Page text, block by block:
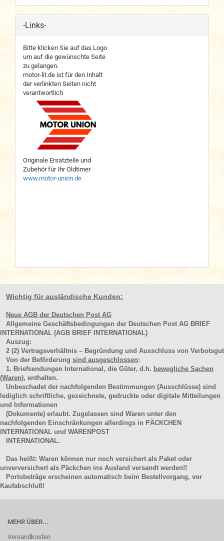
-Links-
Bitte klicken Sie auf das Logo
um auf die gewünschte Seite
zu gelangen.
motor-lit.de ist für den Inhalt
der verlinkten Seiten nicht
verantwortlich
Originale Ersatzteile und
Zubehör für Ihr Oldtimer
www.motor-union.de
Wichtig für ausländische Kunden:
Neue AGB der Deutschen Post AG
Allgemeine Geschäftsbedingungen der Deutschen Post AG BRIEF
INTERNATIONAL (AGB BRIEF INTERNATIONAL)
Auszug:
2 (2) Vertragsverhältnis – Begründung und Ausschluss von Verbotsgut
Von der Beförderung sind ausgeschlossen:
1. Briefsendungen International, die Güter, d.h. bewegliche Sachen
(Waren), enthalten.
Unbeschadet der nachfolgenden Bestimmungen (Ausschlüsse) sind
lediglich schriftliche, gezeichnete, gedruckte oder digitale Mitteilungen
und Informationen
(Dokumente) erlaubt. Zugelassen sind Waren unter den
nachfolgenden Einschränkungen allerdings in PÄCKCHEN
INTERNATIONAL und WARENPOST
INTERNATIONAL.
Das heißt: Waren können nur noch versichert als Paket oder
unverversichert als Päckchen ins Ausland versandt werden!!
Portobeträge erscheinen automatisch beim Bestellvorgang, vor
Kaufabschluß!
MEHR ÜBER...
Versandkosten